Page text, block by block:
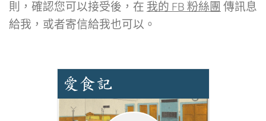
則，確認您可以接受後，在 我的 FB 粉絲團 傳訊息
給我，或者寄信給我也可以。